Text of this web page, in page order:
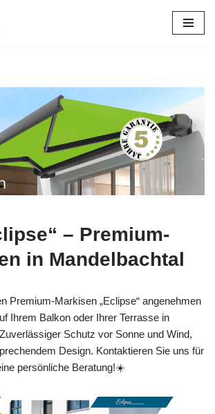
– Premium-
in Mandelbachtal
Premium-Markisen „Eclipse“ angenehmen
Ihrem Balkon oder Ihrer Terrasse in
Schutz vor Sonne und Wind,
Design. Kontaktieren Sie uns für
persönliche Beratung!☀️